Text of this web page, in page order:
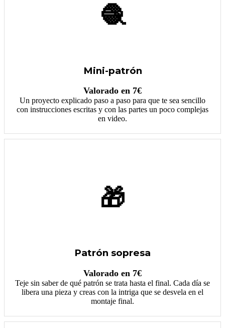
🧶
Mini-patrón
Valorado en 7€
Un proyecto explicado paso a paso para que te sea sencillo
con instrucciones escritas y con las partes un poco complejas
en video.
🎁
Patrón sopresa
Valorado en 7€
Teje sin saber de qué patrón se trata hasta el final. Cada día se
libera una pieza y creas con la intriga que se desvela en el
montaje final.